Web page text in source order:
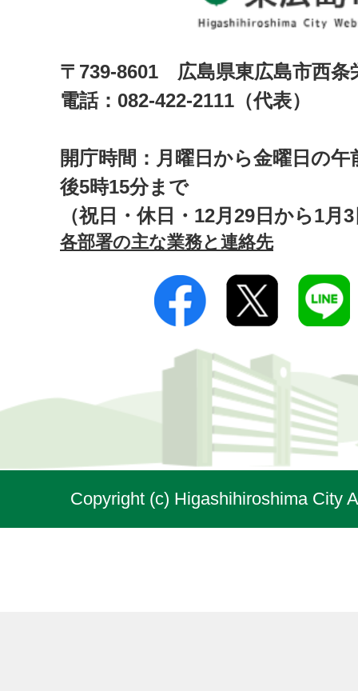
〒739-8601 広島県東広島市西
電話：082-422-2111（代表）
開庁時間：月曜日から金曜日の午
後5時15分まで
（祝日・休日・12月29日から1月
各部署の主な業務と連絡先
Copyright (c) Higashihiroshima City